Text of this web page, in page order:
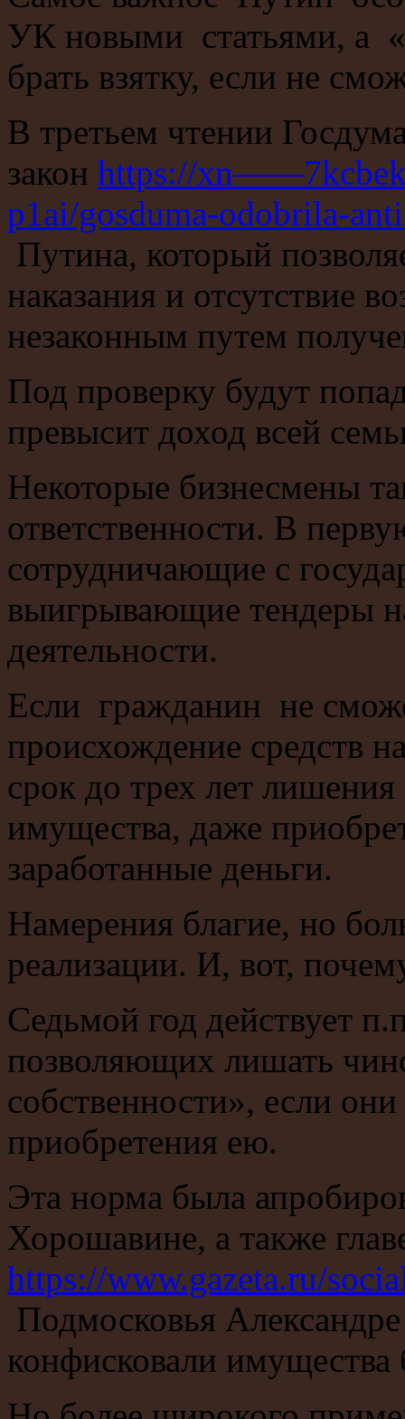
УК новыми статьями, а
брать взятку, если не
В третьем чтении
закон https://
p1ai/gosduma-odobrila-
Путина, который
наказания и отсутствие
незаконным путем
Под проверку будут
превысит доход всей
Некоторые бизнесмены
ответственности. В
сотрудничающие с
выигрывающие тендеры
деятельности.
Если гражданин не
происхождение средств
срок до трех лет
имущества, даже
заработанные деньги.
Намерения благие, но
реализации. И, вот,
Седьмой год действует
позволяющих лишать
собственности», если
приобретения ею.
Эта норма была
Хорошавине, а также
https://www.gazeta.ru/
Подмосковья
конфисковали